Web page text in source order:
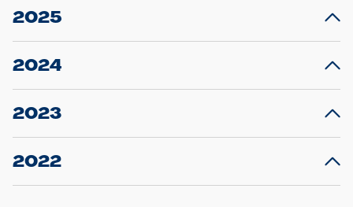
2025
23.12.2025
Projekt S5: Start der Bauarbeiten am
2024
10.12.2024
Großprojekt S5: Sperrung der Bahnstraße in
2023
20.12.2023
Schleswig-Holstein verlängert den
2022
22.12.2022